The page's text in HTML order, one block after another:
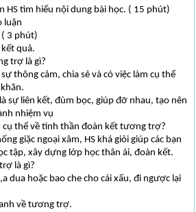
HS tìm hiểu nội dung bài học. ( 15 phút)
luận
( 3 phút)
quả.
trợ là gì?
thông cảm, chia sẻ và có việc làm cụ thể
sự liên kết, đùm bọc, giúp đỡ nhau, tạo nên
nhiệm vụ
cụ thể về tinh thần đoàn kết tương trợ?
giặc ngoại xâm, HS khá giỏi giúp các bạn
tập, xây dựng lớp học thân ái, đoàn kết.
là gì?
dua hoặc bao che cho cái xấu, đi ngược lại
về tương trợ.